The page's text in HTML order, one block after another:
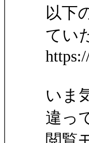
以下
てい
いま
違っ